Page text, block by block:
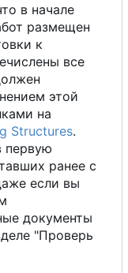
в начале
размещен
к
все
этой
на
Structures.
первую
ранее с
если вы
документы
"Проверь